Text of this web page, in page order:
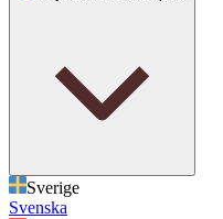
Sverige
Svenska